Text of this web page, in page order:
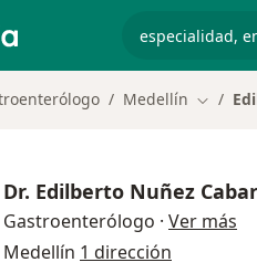
Medellín
Dr. Edilberto Nuñez
Gastroenterólogo · Ver más
Medellín 1 dirección